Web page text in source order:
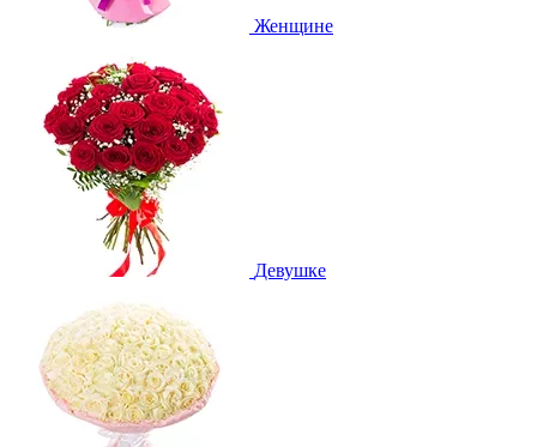
Женщине
Девушке